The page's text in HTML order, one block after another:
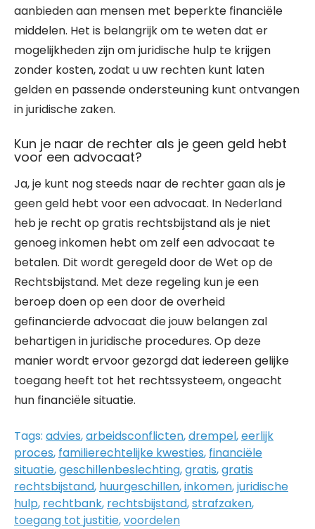
aanbieden aan mensen met beperkte financiële
middelen. Het is belangrijk om te weten dat er
mogelijkheden zijn om juridische hulp te krijgen
zonder kosten, zodat u uw rechten kunt laten
gelden en passende ondersteuning kunt ontvangen
in juridische zaken.
Kun je naar de rechter als je geen geld hebt
voor een advocaat?
Ja, je kunt nog steeds naar de rechter gaan als je
geen geld hebt voor een advocaat. In Nederland
heb je recht op gratis rechtsbijstand als je niet
genoeg inkomen hebt om zelf een advocaat te
betalen. Dit wordt geregeld door de Wet op de
Rechtsbijstand. Met deze regeling kun je een
beroep doen op een door de overheid
gefinancierde advocaat die jouw belangen zal
behartigen in juridische procedures. Op deze
manier wordt ervoor gezorgd dat iedereen gelijke
toegang heeft tot het rechtssysteem, ongeacht
hun financiële situatie.
Tags: advies,arbeidsconflicten,drempel,eerlijk
proces, familierechtelijke kwesties, financiële
situatie,geschillenbeslechting,gratis,gratis
rechtsbijstand, huurgeschillen,inkomen,juridische
hulp, rechtbank, rechtsbijstand,strafzaken,
toegang tot justitie,voordelen